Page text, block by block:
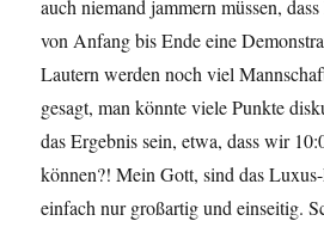
auch niemand jammern müssen,
von Anfang bis Ende eine
Lautern werden noch viel
gesagt, man könnte viele Punkte
das Ergebnis sein, etwa, dass wir
können?! Mein Gott, sind das
einfach nur großartig und einseitig.